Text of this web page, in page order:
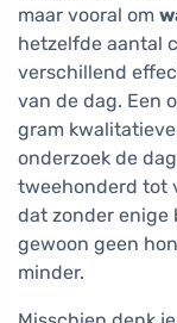
maar vooral om
hetzelfde aantal
verschillend
van de dag. Een
gram kwalitatieve
onderzoek de
tweehonderd tot
dat zonder enige
gewoon geen
minder.